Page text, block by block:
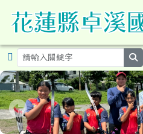
花蓮縣卓溪鄉卓
導覽列